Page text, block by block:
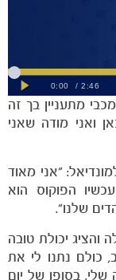
מתעניין בך זה
ואני מודה שאני
״אני מאוד
הפוקוס הוא
שלנו״.
והציג יכולת טובה
כולם נתנו לי את
שלי. בסופו של יום